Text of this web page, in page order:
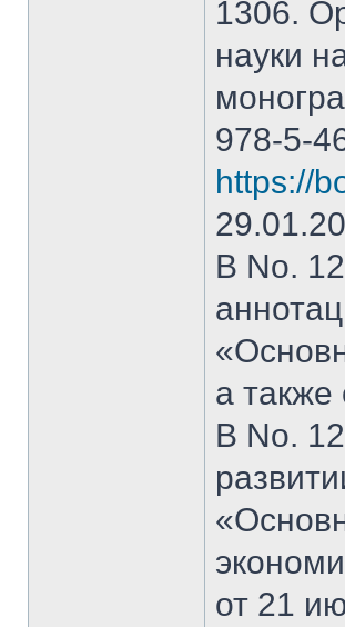
1306.
науки
978-5-
https://
В No.
а также
В No.
от 21